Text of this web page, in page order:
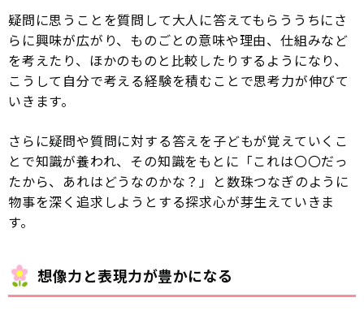
疑問に思うことを質問して大人に答えてもらううちにさ
らに興味が広がり、ものごとの意味や理由、仕組みなど
を考えたり、ほかのものと比較したりするようになり、
こうして自分で考える経験を積むことで思考力が伸びて
いきます。
さらに疑問や質問に対する答えを子どもが覚えていくこ
とで知識が養われ、その知識をもとに「これは〇〇だっ
たから、あれはどうなのかな？」と数珠つなぎのように
物事を深く追求しようとする探求心が芽生えていきま
す。
想像力と表現力が豊かになる